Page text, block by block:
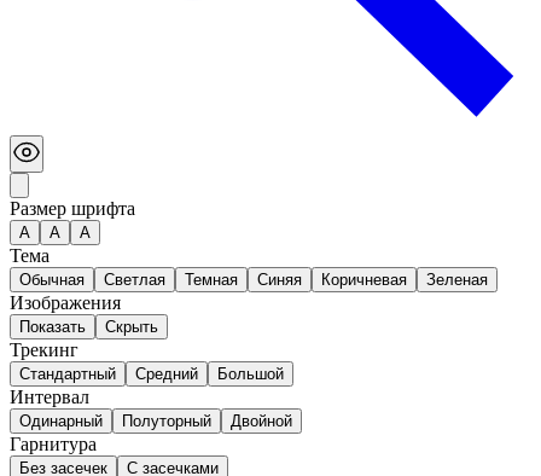
Размер шрифта
А A A
Тема
Обычная Светлая Темная Синяя Коричневая Зеленая
Изображения
Показать Скрыть
Трекинг
Стандартный Средний Большой
Интервал
Одинарный Полуторный Двойной
Гарнитура
Без засечек
С засечками